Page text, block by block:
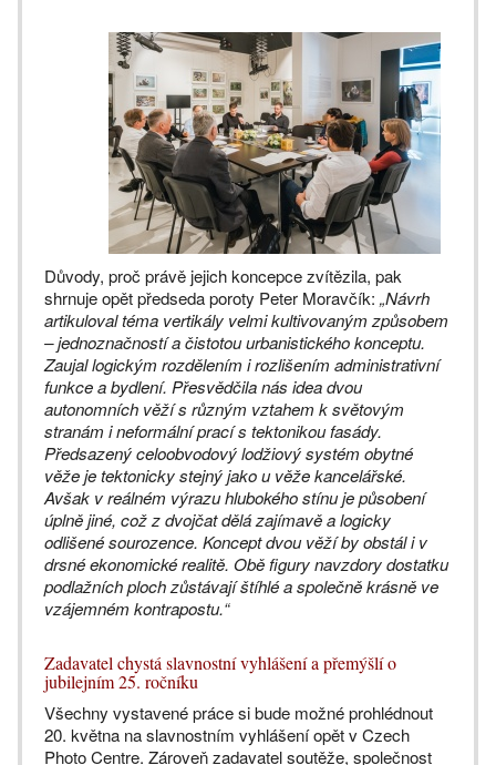
Důvody, proč právě jejich koncepce zvítězila, pak
shrnuje opět předseda poroty Peter Moravčík: „Návrh
artikuloval téma vertikály velmi kultivovaným způsobem
– jednoznačností a čistotou urbanistického konceptu.
Zaujal logickým rozdělením i rozlišením administrativní
funkce a bydlení. Přesvědčila nás idea dvou
autonomních věží s různým vztahem k světovým
stranám i neformální prací s tektonikou fasády.
Předsazený celoobvodový lodžiový systém obytné
věže je tektonicky stejný jako u věže kancelářské.
Avšak v reálném výrazu hlubokého stínu je působení
úplně jiné, což z dvojčat dělá zajímavě a logicky
odlišené sourozence. Koncept dvou věží by obstál i v
drsné ekonomické realitě. Obě figury navzdory dostatku
podlažních ploch zůstávají štíhlé a společně krásně ve
vzájemném kontrapostu.“
Zadavatel chystá slavnostní vyhlášení a přemýšlí o
jubilejním 25. ročníku
Všechny vystavené práce si bude možné prohlédnout
20. května na slavnostním vyhlášení opět v Czech
Photo Centre. Zároveň zadavatel soutěže, společnost